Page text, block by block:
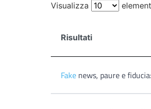
Visualizza
Risultati
Fake news, paure e